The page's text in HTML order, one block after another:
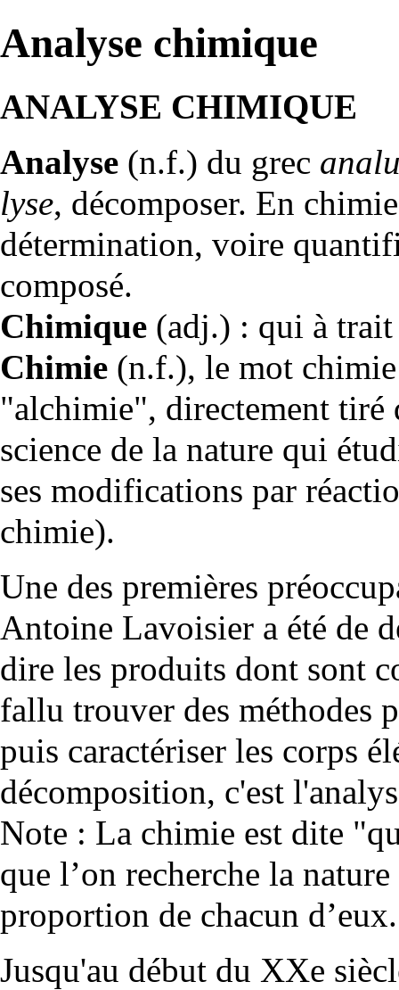
Analyse chimique
ANALYSE CHIMIQUE
Analyse (n.f.) du grec
lyse, décomposer. En
détermination, voire
composé.
Chimique (adj.) : qui à
Chimie (n.f.), le mot
"alchimie", directement tiré
science de la nature qui
ses modifications par
chimie).
Une des premières
Antoine Lavoisier a été de
dire les produits dont sont
fallu trouver des méthodes
puis caractériser les corps
décomposition, c'est
Note : La chimie est dite
que l’on recherche la
proportion de chacun d’eux.
Jusqu'au début du XXe